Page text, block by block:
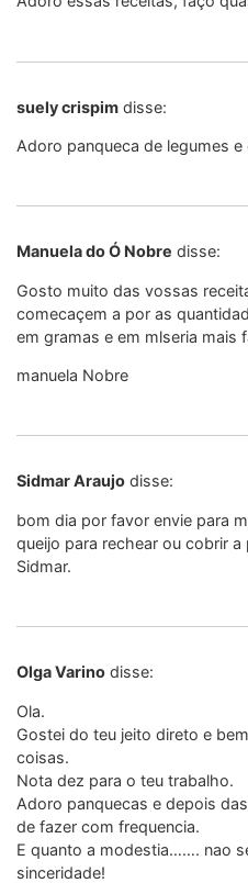
suely crispim disse:
Adoro panqueca de legumes e
Manuela do Ó Nobre disse:
Gosto muito das vossas
comecaçem a por as
em gramas e em mlseria mais
manuela Nobre
Sidmar Araujo disse:
bom dia por favor envie para
queijo para rechear ou cobrir
Sidmar.
Olga Varino disse:
Ola.
Gostei do teu jeito direto e
coisas.
Nota dez para o teu trabalho.
Adoro panquecas e depois
de fazer com frequencia.
E quanto a modestia……. nao
sinceridade!